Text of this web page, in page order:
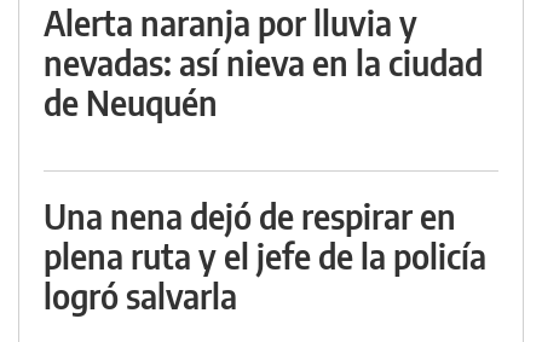
Alerta naranja por lluvia y
nevadas: así nieva en la ciudad
de Neuquén
Una nena dejó de respirar en
plena ruta y el jefe de la policía
logró salvarla